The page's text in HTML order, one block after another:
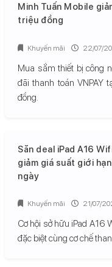
Minh Tuấn Mobile
triệu đồng
Mua sắm thiết bị công
đãi thanh toán VNPAY
đồng.
Khuyến mãi 22/07/
Săn deal iPad A16
giảm giá suất giới
ngày
Cơ hội sở hữu iPad A16
đặc biệt cùng cơ chế
Khuyến mãi 21/07/